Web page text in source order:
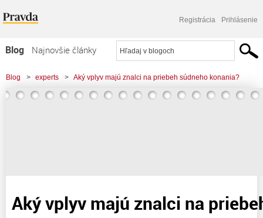
Registrácia Prihlásenie
Blog
Najnovšie články
Najčítanejšie články
Najkomentovanejšie články
Blog > experts > Aký vplyv majú znalci na priebeh súdneho konania?
Aký vplyv majú znalci na